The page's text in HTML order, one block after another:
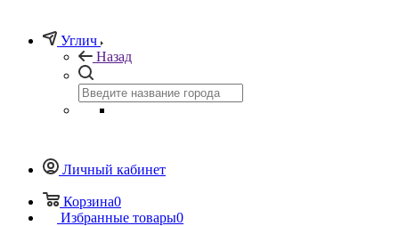
Углич
Назад
Личный кабинет
Корзина0
Избранные товары0